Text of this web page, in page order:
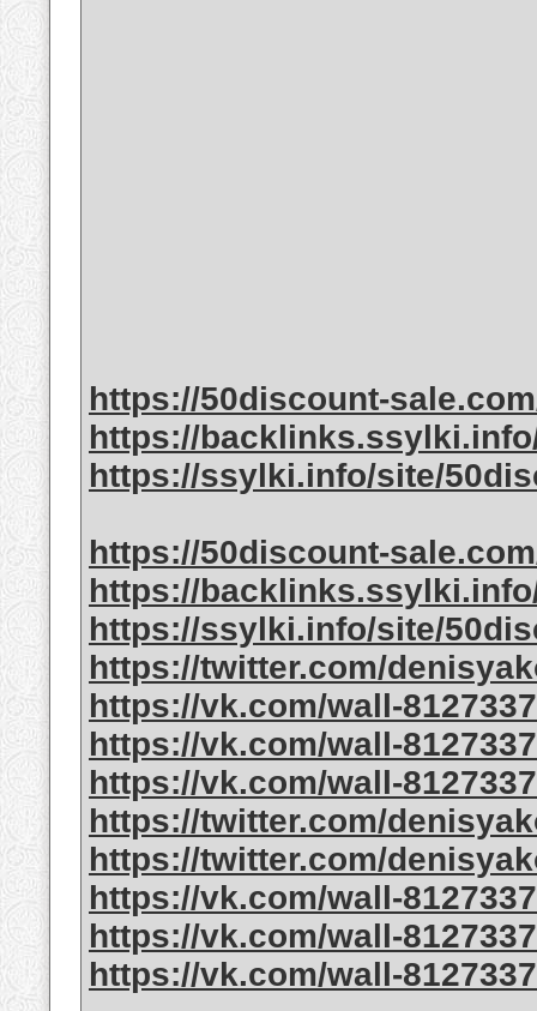
https://50discount-
https://
https://ssylki.info/site/
https://50discount-
https://
https://ssylki.info/site/
https://twitter.com/
https://vk.com/wall-
https://vk.com/wall-
https://vk.com/wall-
https://twitter.com/
https://twitter.com/
https://vk.com/wall-
https://vk.com/wall-
https://vk.com/wall-